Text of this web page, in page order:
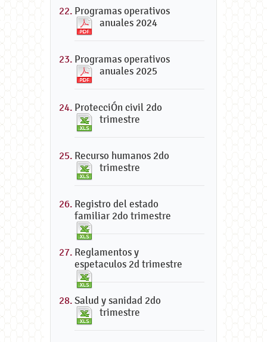
Programas operativos
anuales 2024
Programas operativos
anuales 2025
ProtecciÓn civil 2do
trimestre
Recurso humanos 2do
trimestre
Registro del estado
familiar 2do trimestre
Reglamentos y
espetaculos 2d trimestre
Salud y sanidad 2do
trimestre